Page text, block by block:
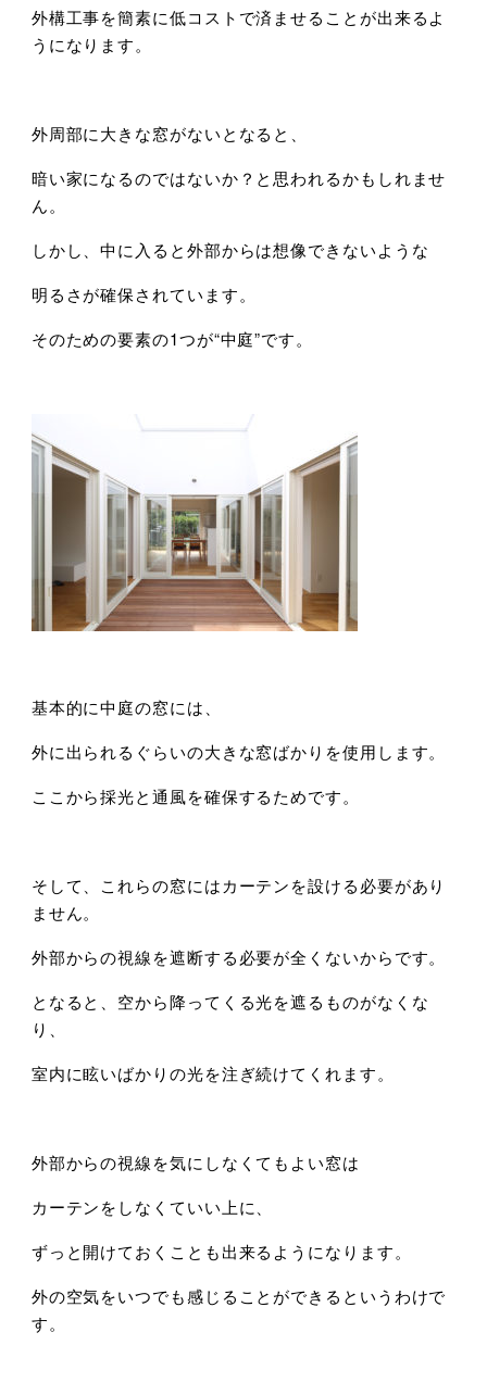
外構工事を簡素に低コストで済ませることが出来るよ
うになります。
外周部に大きな窓がないとなると、
暗い家になるのではないか？と思われるかもしれませ
ん。
しかし、中に入ると外部からは想像できないような
明るさが確保されています。
そのための要素の1つが“中庭”です。
基本的に中庭の窓には、
外に出られるぐらいの大きな窓ばかりを使用します。
ここから採光と通風を確保するためです。
そして、これらの窓にはカーテンを設ける必要があり
ません。
外部からの視線を遮断する必要が全くないからです。
となると、空から降ってくる光を遮るものがなくな
り、
室内に眩いばかりの光を注ぎ続けてくれます。
外部からの視線を気にしなくてもよい窓は
カーテンをしなくていい上に、
ずっと開けておくことも出来るようになります。
外の空気をいつでも感じることができるというわけで
す。